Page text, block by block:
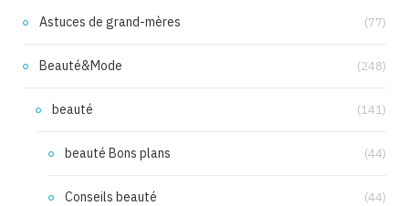
Astuces de grand-mères (77)
Beauté&Mode (248)
beauté (141)
beauté Bons plans (44)
Conseils beauté (44)